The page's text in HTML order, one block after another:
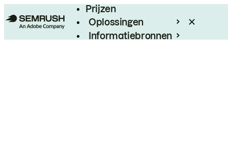
Prijzen
Oplossingen
Informatiebronnen